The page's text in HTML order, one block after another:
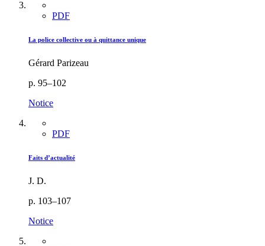
PDF
La police collective ou à quittance unique
Gérard Parizeau
p. 95–102
Notice
PDF
Faits d’actualité
J. D.
p. 103–107
Notice